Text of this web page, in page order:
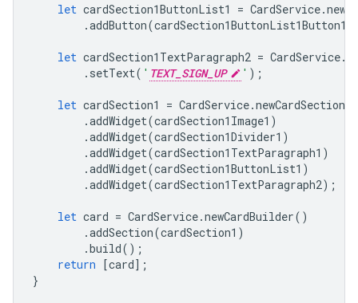
let cardSection1ButtonList1 = CardService.
.addButton(cardSection1ButtonList1Button1
let cardSection1TextParagraph2 = CardService.
. setText( ' TEXT_SIGN_UP ' );
let cardSection1 = CardService.newCardSection
.addWidget(cardSection1Image1 )
.addWidget(cardSection1Divider1 )
.addWidget(cardSection1TextParagraph1 )
.addWidget(cardSection1ButtonList1 )
.addWidget(cardSection1TextParagraph2);
let card = CardService.newCardBuilder()
.addSection(cardSection1 )
.build();
return [card];
}